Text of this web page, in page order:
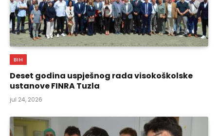
BIH
Deset godina uspješnog rada visokoškolske
ustanove FINRA Tuzla
jul 24, 2026